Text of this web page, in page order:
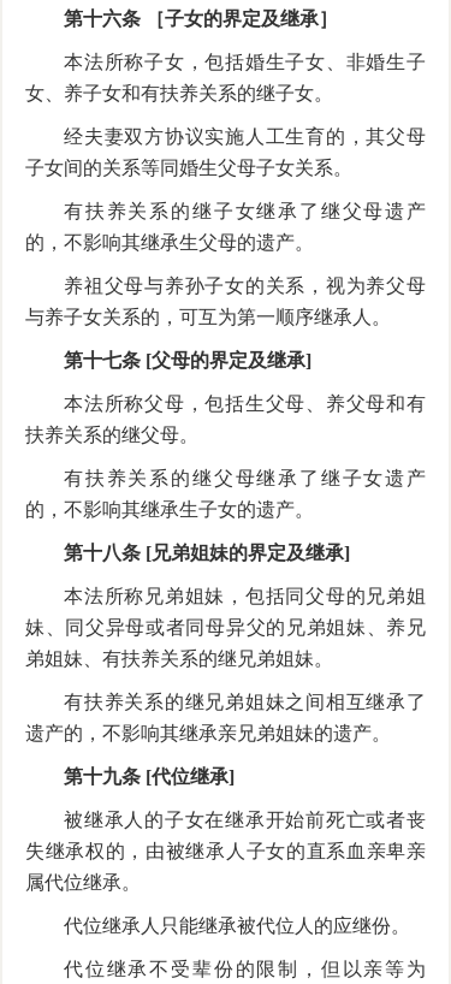
第十六条 ［子女的界定及继承］
本法所称子女，包括婚生子女、非婚生子
女、养子女和有扶养关系的继子女。
经夫妻双方协议实施人工生育的，其父母
子女间的关系等同婚生父母子女关系。
有扶养关系的继子女继承了继父母遗产
的，不影响其继承生父母的遗产。
养祖父母与养孙子女的关系，视为养父母
与养子女关系的，可互为第一顺序继承人。
第十七条 [父母的界定及继承]
本法所称父母，包括生父母、养父母和有
扶养关系的继父母。
有扶养关系的继父母继承了继子女遗产
的，不影响其继承生子女的遗产。
第十八条 [兄弟姐妹的界定及继承]
本法所称兄弟姐妹，包括同父母的兄弟姐
妹、同父异母或者同母异父的兄弟姐妹、养兄
弟姐妹、有扶养关系的继兄弟姐妹。
有扶养关系的继兄弟姐妹之间相互继承了
遗产的，不影响其继承亲兄弟姐妹的遗产。
第十九条 [代位继承]
被继承人的子女在继承开始前死亡或者丧
失继承权的，由被继承人子女的直系血亲卑亲
属代位继承。
代位继承人只能继承被代位人的应继份。
代位继承不受辈份的限制，但以亲等为